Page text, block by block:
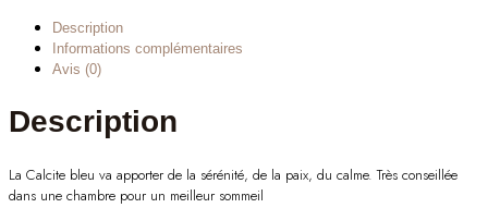
Description
Informations complémentaires
Avis (0)
Description
La Calcite bleu va apporter de la sérénité, de la paix, du calme. Très conseillée
dans une chambre pour un meilleur sommeil